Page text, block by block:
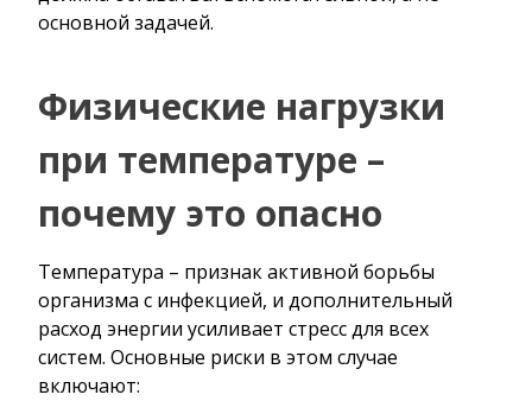
основной задачей.
Физические нагрузки
при температуре –
почему это опасно
Температура – признак активной борьбы
организма с инфекцией, и дополнительный
расход энергии усиливает стресс для всех
систем. Основные риски в этом случае
включают: